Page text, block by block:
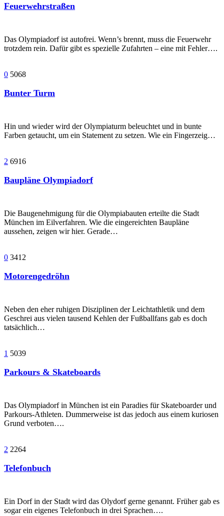
Feuerwehrstraßen
Das Olympiadorf ist autofrei. Wenn’s brennt, muss die Feuerwehr
trotzdem rein. Dafür gibt es spezielle Zufahrten – eine mit Fehler….
0 5068
Bunter Turm
Hin und wieder wird der Olympiaturm beleuchtet und in bunte
Farben getaucht, um ein Statement zu setzen. Wie ein Fingerzeig…
2 6916
Baupläne Olympiadorf
Die Baugenehmigung für die Olympiabauten erteilte die Stadt
München im Eilverfahren. Wie die eingereichten Baupläne
aussehen, zeigen wir hier. Gerade…
0 3412
Motorengedröhn
Neben den eher ruhigen Disziplinen der Leichtathletik und dem
Geschrei aus vielen tausend Kehlen der Fußballfans gab es doch
tatsächlich…
1 5039
Parkours & Skateboards
Das Olympiadorf in München ist ein Paradies für Skateboarder und
Parkours-Athleten. Dummerweise ist das jedoch aus einem kuriosen
Grund verboten….
2 2264
Telefonbuch
Ein Dorf in der Stadt wird das Olydorf gerne genannt. Früher gab es
sogar ein eigenes Telefonbuch in drei Sprachen….